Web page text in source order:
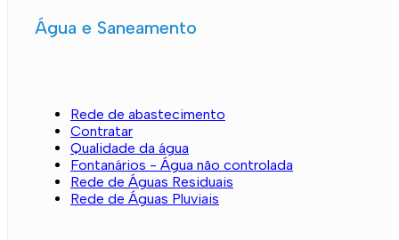
Água e Saneamento
Rede de abastecimento
Contratar
Qualidade da água
Fontanários - Água não controlada
Rede de Águas Residuais
Rede de Águas Pluviais